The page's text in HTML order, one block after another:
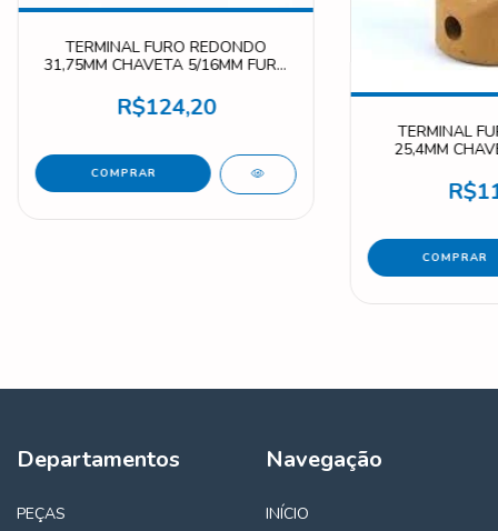
TERMINAL FURO REDONDO
31,75MM CHAVETA 5/16MM FURO
001192
R$124,20
TERMINAL
25,4MM
Departamentos
PEÇAS
Navegação
INÍCIO